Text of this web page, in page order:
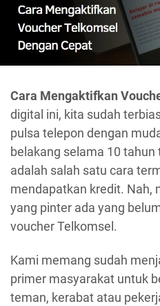
Cara Mengaktifkan
digital ini, kita sudah
pulsa telepon dengan
belakang selama 10
adalah salah satu cara
mendapatkan kredit. Nah,
yang pinter ada yang
voucher Telkomsel.
Kami memang sudah
primer masyarakat untuk
teman, kerabat atau